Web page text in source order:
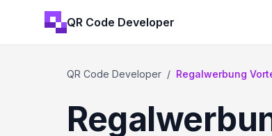
QR Code Developer
QR Code Developer / Regalwerbung